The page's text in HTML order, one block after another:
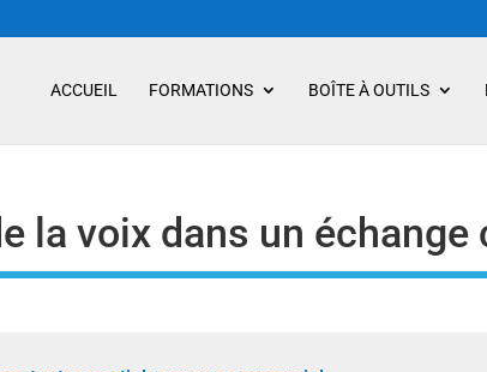
ACCUEIL FORMATIONS BOÎTE À OUTILS
la voix dans un échange